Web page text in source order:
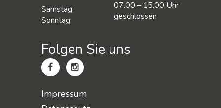
Samstag
Sonntag
07.00 – 15.00 Uhr
geschlossen
Folgen Sie uns
Impressum